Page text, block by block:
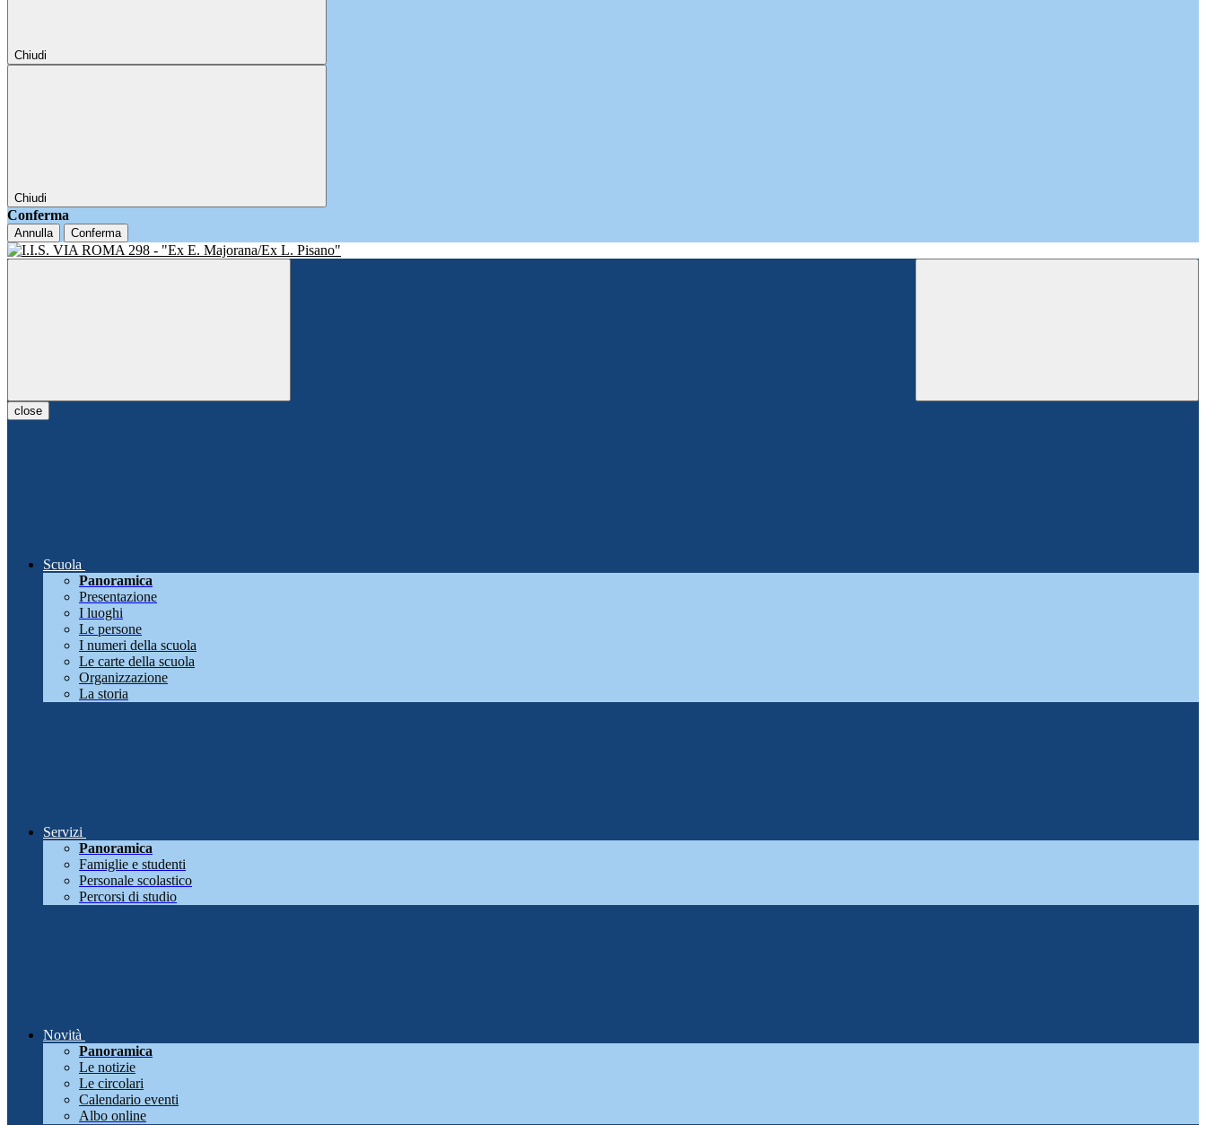
Chiudi
Chiudi
Conferma
Annulla Conferma
close
Scuola
Panoramica
Presentazione
I luoghi
Le persone
I numeri della scuola
Le carte della scuola
Organizzazione
La storia
Servizi
Panoramica
Famiglie e studenti
Personale scolastico
Percorsi di studio
Novità
Panoramica
Le notizie
Le circolari
Calendario eventi
Albo online